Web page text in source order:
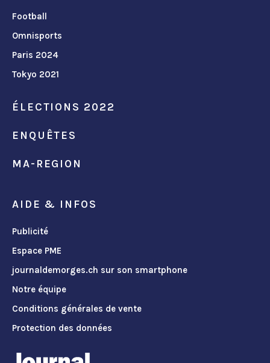
Football
Omnisports
Paris 2024
Tokyo 2021
ÉLECTIONS 2022
ENQUÊTES
MA-REGION
AIDE & INFOS
Publicité
Espace PME
journaldemorges.ch sur son smartphone
Notre équipe
Conditions générales de vente
Protection des données